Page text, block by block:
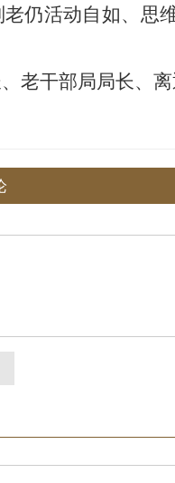
老仍活动自如、思
老干部局局长、